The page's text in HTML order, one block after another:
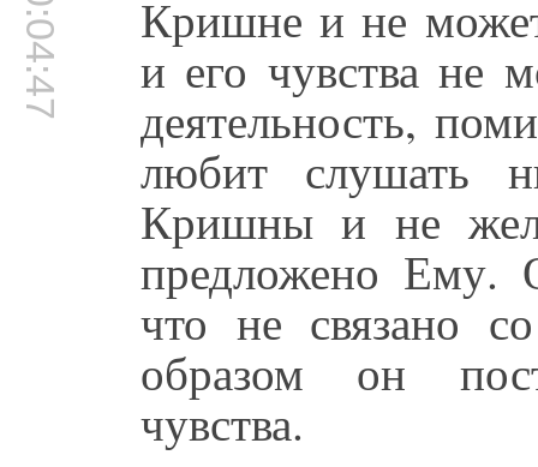
00:04:47 Кришне и не
и его чувства не
деятельность,
любит слушать
Кришны и не
предложено Ему.
что не связано
образом он
чувства.